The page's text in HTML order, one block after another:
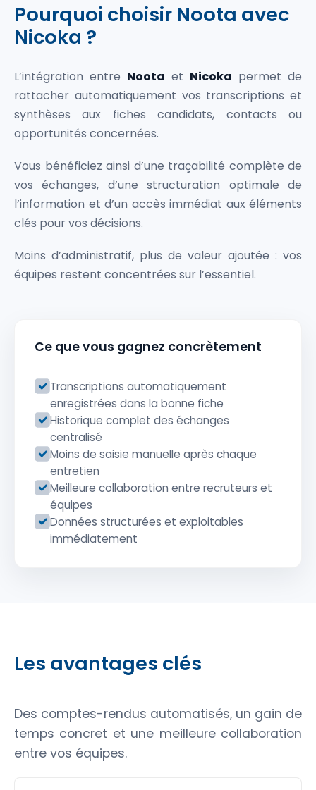
Pourquoi choisir Noota avec
Nicoka ?
L’intégration entre Noota et Nicoka permet de
rattacher automatiquement vos transcriptions et
synthèses aux fiches candidats, contacts ou
opportunités concernées.
Vous bénéficiez ainsi d’une traçabilité complète de
vos échanges, d’une structuration optimale de
l’information et d’un accès immédiat aux éléments
clés pour vos décisions.
Moins d’administratif, plus de valeur ajoutée : vos
équipes restent concentrées sur l’essentiel.
Ce que vous gagnez concrètement
Transcriptions automatiquement
enregistrées dans la bonne fiche
Historique complet des échanges
centralisé
Moins de saisie manuelle après chaque
entretien
Meilleure collaboration entre recruteurs et
équipes
Données structurées et exploitables
immédiatement
Les avantages clés
Des comptes-rendus automatisés, un gain de
temps concret et une meilleure collaboration
entre vos équipes.